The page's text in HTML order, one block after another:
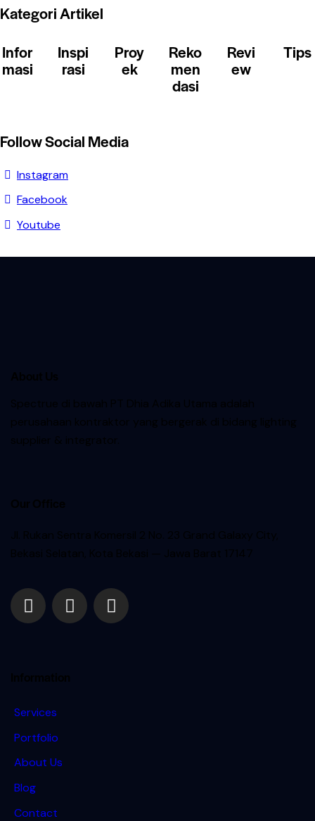
Kategori Artikel
Infor
masi
Inspi
rasi
Proy
ek
Reko
men
dasi
Revi
ew
Tips
Follow Social Media
Instagram
Facebook
Youtube
Services
Portfolio
About Us
Blog
Contact